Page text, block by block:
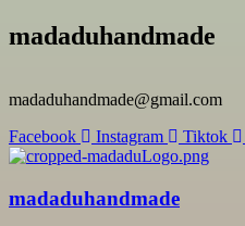
madaduhandmade
madaduhandmade@gmail.com
Facebook
Instagram Tiktok
madaduhandmade